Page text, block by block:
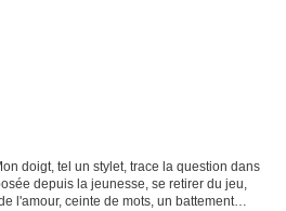
doigt, tel un stylet, trace la question dans
depuis la jeunesse, se retirer du jeu,
l'amour, ceinte de mots, un battement